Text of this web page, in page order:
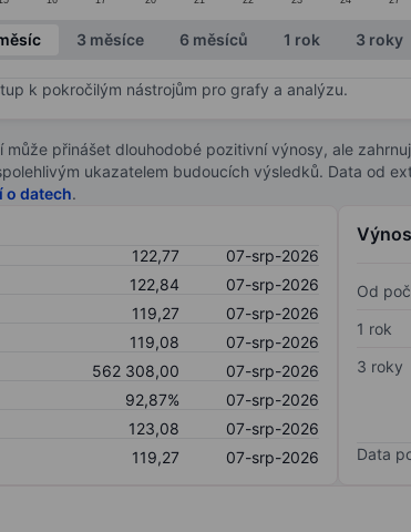
3 měsíce 6 měsíců 1 rok 3 roky
k pokročilým nástrojům pro grafy a analýzu.
může přinášet dlouhodobé pozitivní výnosy, ale
ukazatelem budoucích výsledků. Data od
o datech.
122,77
07-srp-2026
122,84
07-srp-2026
119,27
07-srp-2026
119,08
07-srp-2026
562 308,00
07-srp-2026
92,87%
07-srp-2026
123,08
07-srp-2026
119,27 07-srp-2026
Od
1 rok
3 roky
Data